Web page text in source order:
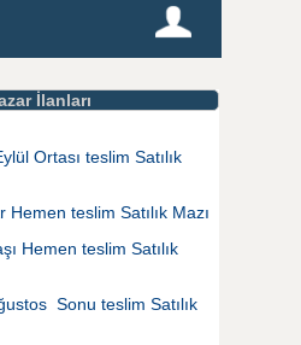
İlanları
Ortası teslim Satılık
Hemen teslim Satılık Mazı
Hemen teslim Satılık
Sonu teslim Satılık